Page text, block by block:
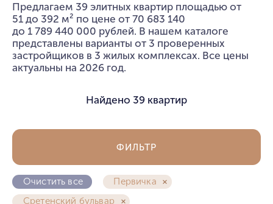
Предлагаем 39 элитных квартир площадью от
51 до 392 м² по цене от 70 683 140
до 1 789 440 000 рублей. В нашем каталоге
представлены варианты от 3 проверенных
застройщиков в 3 жилых комплексах. Все цены
актуальны на 2026 год.
Найдено 39 квартир
Очистить все
Первичка
Сретенский бульвар
ФИЛЬТР